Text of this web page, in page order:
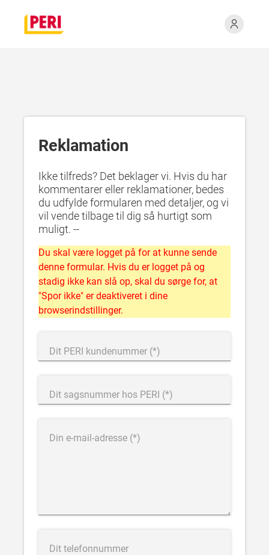
Reklamation
Ikke tilfreds? Det beklager vi. Hvis du har
kommentarer eller reklamationer, bedes
du udfylde formularen med detaljer, og vi
vil vende tilbage til dig så hurtigt som
muligt. --
Du skal være logget på for at kunne sende
denne formular. Hvis du er logget på og
stadig ikke kan slå op, skal du sørge for, at
"Spor ikke" er deaktiveret i dine
browserindstillinger.
Dit PERI kundenummer
Dit sagsnummer hos PERI
Din e-mail-adresse
Dit telefonnummer